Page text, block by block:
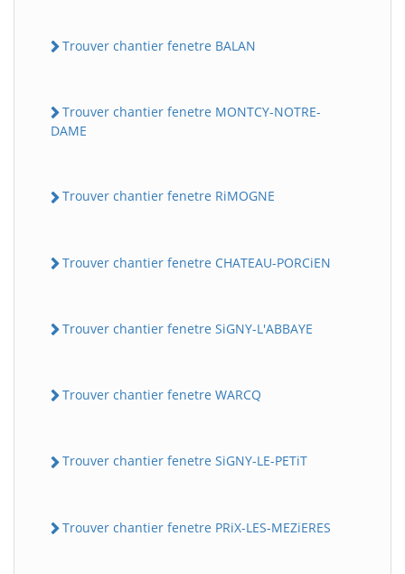
Trouver chantier fenetre BALAN
Trouver chantier fenetre MONTCY-NOTRE-
DAME
Trouver chantier fenetre RiMOGNE
Trouver chantier fenetre CHATEAU-PORCiEN
Trouver chantier fenetre SiGNY-L'ABBAYE
Trouver chantier fenetre WARCQ
Trouver chantier fenetre SiGNY-LE-PETiT
Trouver chantier fenetre PRiX-LES-MEZiERES